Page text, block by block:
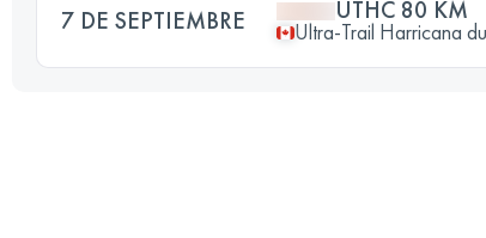
7 DE SEPTIEMBRE UTHC 80 KM
Ultra-Trail Harricana